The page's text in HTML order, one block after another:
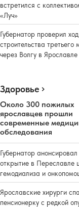
встретился с
«Луч»
Губернатор проверил ход
строительства третьего
через Волгу в Ярославле
Здоровье
Около 300 пожилых
ярославцев прошли
современные
обследования
Губернатор анонсировал
открытие в Переславле
гемодиализа и
Ярославские хирурги
пенсионерку с редкой